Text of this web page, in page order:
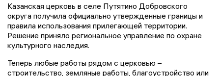
Казанская церковь в селе Путятино Добровского
округа получила официально утвержденные границы и
правила использования прилегающей территории.
Решение приняло региональное управление по охране
культурного наследия.
Теперь любые работы рядом с церковью –
строительство, земляные работы, благоустройство или